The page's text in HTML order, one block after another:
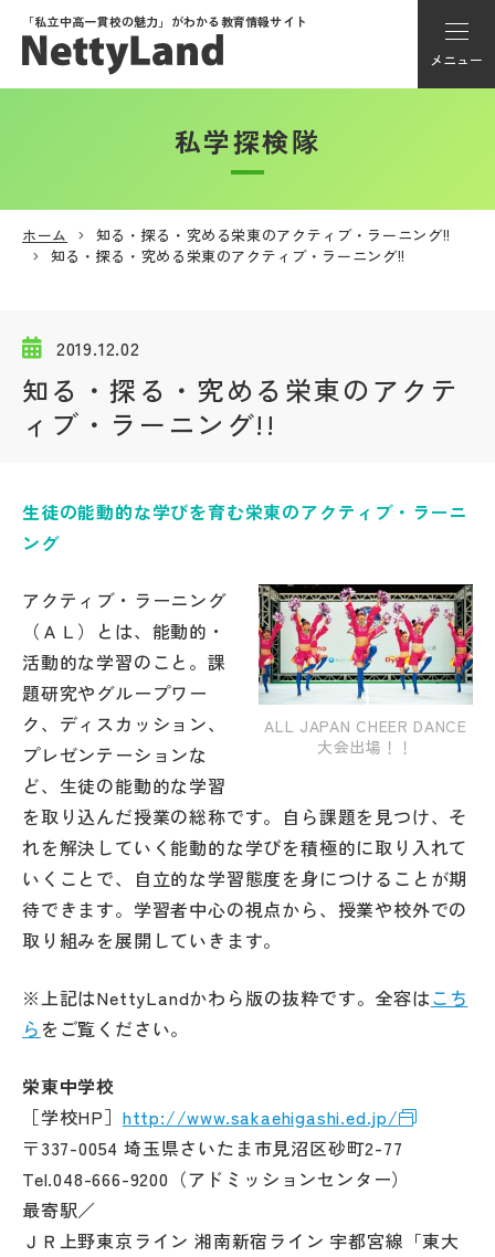
「私立中高一貫校の魅力」がわかる教育情報サイト
メニュー
アカウント登録
メニュー
学校動画
帰国生受験情報
説明会・イベント情報
よみもの
学校からのお知らせ
学校HP最新情報
特集
NettyLandかわら版
その他
個人情報保護方針
サイトマップ
私学探検隊
ホーム
知る・探る・究める栄東のアクティブ・ラーニング!!
知る・探る・究める栄東のアクティブ・ラーニング!!
2019.12.02
知る・探る・究める栄東のアクテ
ィブ・ラーニング!!
生徒の能動的な学びを育む栄東のアクティブ・ラーニ
ング
ALL JAPAN CHEER DANCE
大会出場！！
アクティブ・ラーニング
（ＡＬ）とは、能動的・
活動的な学習のこと。課
題研究やグループワー
ク、ディスカッション、
プレゼンテーションな
ど、生徒の能動的な学習
を取り込んだ授業の総称です。自ら課題を見つけ、そ
れを解決していく能動的な学びを積極的に取り入れて
いくことで、自立的な学習態度を身につけることが期
待できます。学習者中心の視点から、授業や校外での
取り組みを展開していきます。
※上記はNettyLandかわら版の抜粋です。全容はこち
ら をご覧ください。
栄東中学校
［学校HP］ http://www.sakaehigashi.ed.jp/
〒337-0054 埼玉県さいたま市見沼区砂町2-77
Tel.048-666-9200（アドミッションセンター）
最寄駅／
ＪＲ上野東京ライン 湘南新宿ライン 宇都宮線「東大